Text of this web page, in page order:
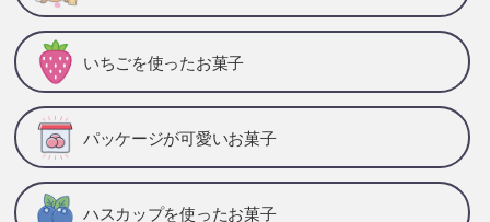
いちごを使ったお菓子
パッケージが可愛いお菓子
ハスカップを使ったお菓子